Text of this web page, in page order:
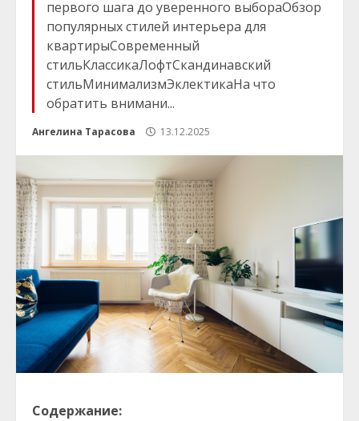
первого шага до уверенного выбораОбзор
популярных стилей интерьера для
квартирыСовременный
стильКлассикаЛофтСкандинавский
стильМинимализмЭклектикаНа что
обратить внимани...
Ангелина Тарасова 13.12.2025
Содержание: